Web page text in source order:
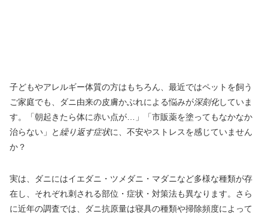
子どもやアレルギー体質の方はもちろん、最近ではペットを飼う
ご家庭でも、ダニ由来の皮膚かぶれによる悩みが深刻化していま
す。「朝起きたら体に赤い点が…」「市販薬を塗ってもなかなか
治らない」と 繰り返す症状に、不安やストレスを感じていません
か？
実は、ダニにはイエダニ・ツメダニ・マダニなど多様な種類が存
在し、それぞれ刺される部位・症状・対策法も異なります。さら
に近年の調査では、ダニ抗原量は寝具の種類や掃除頻度によって